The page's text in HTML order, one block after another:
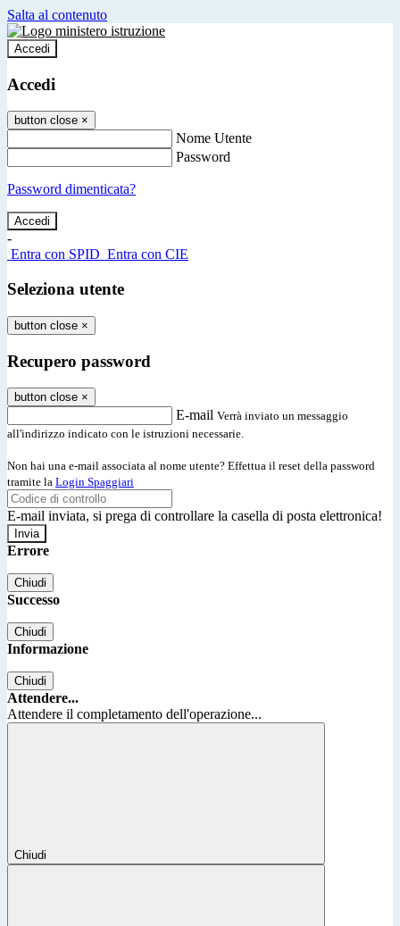
Salta al contenuto
Accedi
Accedi
button close ×
Nome Utente
Password
Password dimenticata?
-
Entra con SPID Entra con CIE
Seleziona utente
button close ×
Recupero password
button close ×
E-mail Verrà inviato un messaggio
all'indirizzo indicato con le istruzioni necessarie.
Non hai una e-mail associata al nome utente? Effettua il reset della password
tramite la Login Spaggiari
E-mail inviata, si prega di controllare la casella di posta elettronica!
Errore
Chiudi
Successo
Chiudi
Informazione
Chiudi
Attendere...
Attendere il completamento dell'operazione...
Chiudi